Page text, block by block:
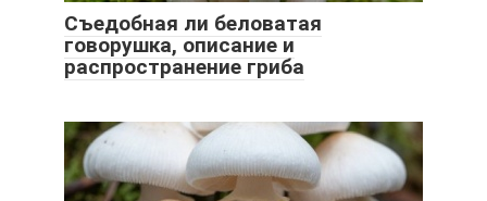
Съедобная ли беловатая
говорушка, описание и
распространение гриба